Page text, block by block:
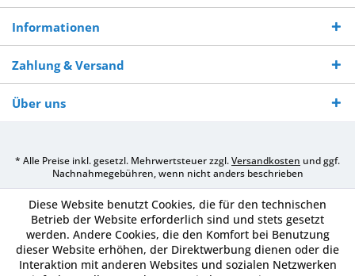
Informationen
Zahlung & Versand
Über uns
* Alle Preise inkl. gesetzl. Mehrwertsteuer zzgl.Versandkosten und ggf.
Nachnahmegebühren, wenn nicht anders beschrieben
Diese Website benutzt Cookies, die für den technischen
Betrieb der Website erforderlich sind und stets gesetzt
werden. Andere Cookies, die den Komfort bei Benutzung
dieser Website erhöhen, der Direktwerbung dienen oder die
Interaktion mit anderen Websites und sozialen Netzwerken